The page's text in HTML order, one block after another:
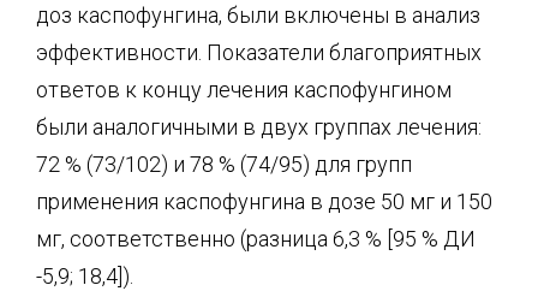
доз каспофунгина, были включены в анализ
эффективности. Показатели благоприятных
ответов к концу лечения каспофунгином
были аналогичными в двух группах лечения:
72 % (73/102) и 78 % (74/95) для групп
применения каспофунгина в дозе 50 мг и 150
мг, соответственно (разница 6,3 % [95 % ДИ
-5,9; 18,4]).